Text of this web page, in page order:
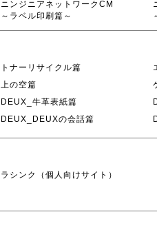
ニンジニアネットワークCM
～ラベル印刷篇～
トナーリサイクル篇
上の空篇
DEUX_牛革表紙篇
DEUX_DEUXの会話篇
ラシンク（個人向けサイト）